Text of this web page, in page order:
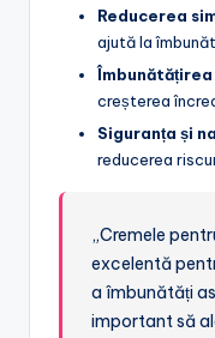
Reducerea
ajută la
creșterea
Siguranța și
reducerea
„Cremele
excelentă
a îmbunătăți
important să